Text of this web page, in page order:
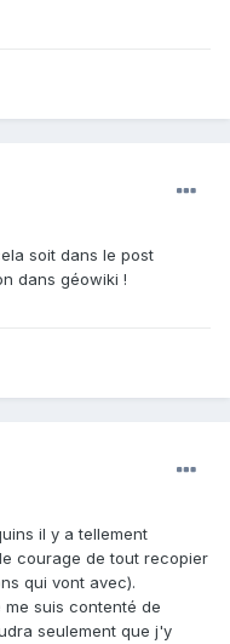
soit dans le post
dans géowiki !
il y a tellement
courage de tout recopier
qui vont avec).
suis contenté de
seulement que j'y